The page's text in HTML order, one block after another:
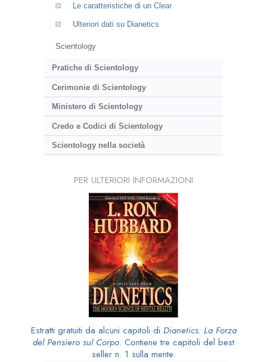
Le caratteristiche di un Clear
Ulteriori dati su Dianetics
Scientology
Pratiche di Scientology
Cerimonie di Scientology
Ministero di Scientology
Credo e Codici di Scientology
Scientology nella società
PER ULTERIORI INFORMAZIONI
Estratti gratuiti da alcuni capitoli di Dianetics: La Forza
del Pensiero sul Corpo. Contiene tre capitoli del best
seller n. 1 sulla mente.